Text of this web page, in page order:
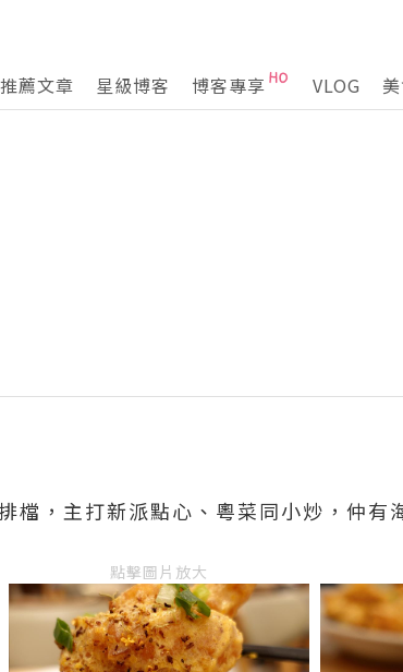
推薦文章 星級博客 博客專享 VLOG
檔，主打新派點心、粵菜同小炒，仲有
點擊圖片放大